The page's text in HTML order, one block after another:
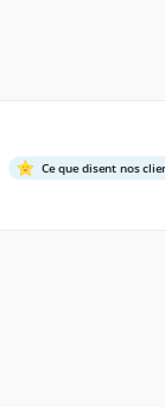
Ce que disent nos